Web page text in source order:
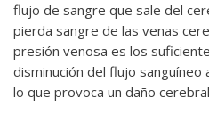
flujo de sangre que sale del
pierda sangre de las venas
presión venosa es los
disminución del flujo
lo que provoca un daño